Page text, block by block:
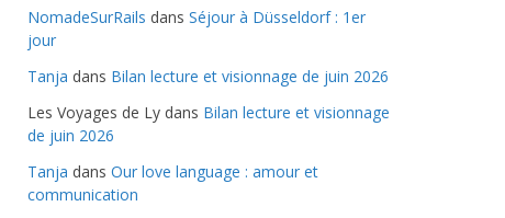
e
s
NomadeSurRails dans Séjour à Düsseldorf : 1er
jour
Tanja dans Bilan lecture et visionnage de juin 2026
Les Voyages de Ly dans Bilan lecture et visionnage
de juin 2026
Tanja dans Our love language : amour et
communication